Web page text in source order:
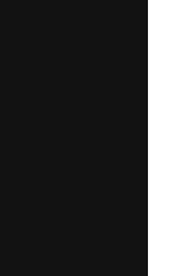
TDL
Đô,
Cần Thơ
VINH IoT
Giang